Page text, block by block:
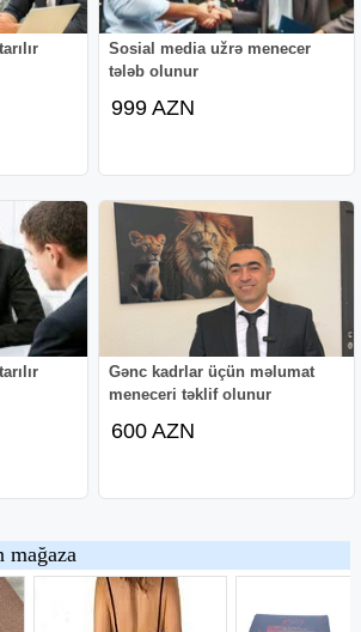
Sosial media užrə menecer
tələb olunur
999 AZN
Gənc kadrlar üçün məlumat
meneceri təklif olunur
600 AZN